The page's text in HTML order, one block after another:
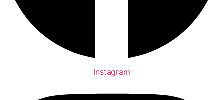
Instagram